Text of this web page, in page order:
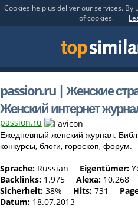
Cookies help us deliver our services.
of cookies.
passion.ru | Женские
Женский интернет
passion.ru
Ежедневный женский журнал.
конкурсы, блоги, гороскоп, форум.
Sprache: Russian Eigentümer:
Backlinks: 1.975 Alexa: 10.268
Sicherheit: 38% Hits: 731
Datum: 18.07.2013